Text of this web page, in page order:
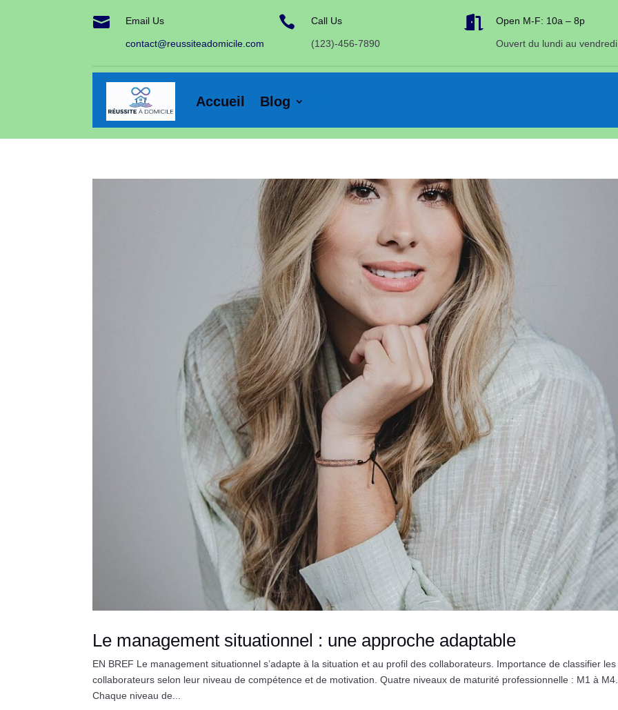
 Email Us
contact@reussiteadomicile.com
 Call Us
(123)-456-7890
 Open M-F: 10a – 8p
Ouvert du lundi au vendredi
Accueil Blog
Le management situationnel : une approche adaptable
EN BREF Le management situationnel s’adapte à la situation et au profil des collaborateurs. Importance de classifier les
collaborateurs selon leur niveau de compétence et de motivation. Quatre niveaux de maturité professionnelle : M1 à M4.
Chaque niveau de...